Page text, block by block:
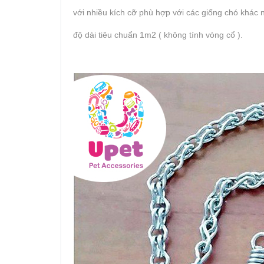
với nhiều kích cỡ phù hợp với các giống chó khác
độ dài tiêu chuẩn 1m2 ( không tính vòng cổ ).